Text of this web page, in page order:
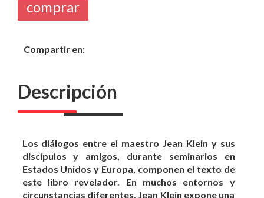
discípulos y amigos, durante seminarios en
Estados Unidos y Europa, componen el texto de
este libro revelador. En muchos entornos y
circunstancias diferentes, Jean Klein expone una
y otra vez la enseñanza del Advaita, dirigiéndose